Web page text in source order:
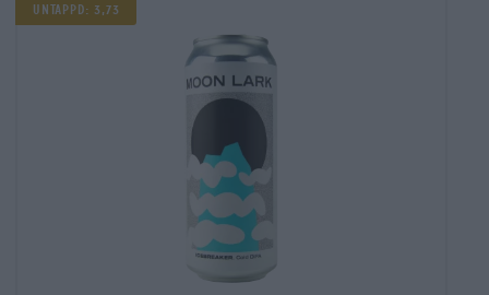
Untappd: 3,73